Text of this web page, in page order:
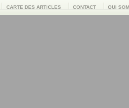
CARTE DES ARTICLES CONTACT QUI